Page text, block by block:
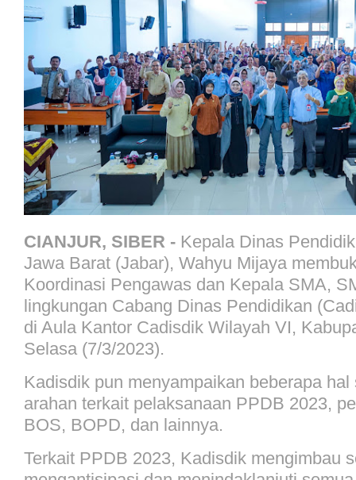
CIANJUR, SIBER - Kepala Dinas
Jawa Barat (Jabar), Wahyu Mijaya
Koordinasi Pengawas dan Kepala SMA,
lingkungan Cabang Dinas Pendidikan
di Aula Kantor Cadisdik Wilayah VI,
Selasa (7/3/2023).
Kadisdik pun menyampaikan beberapa
arahan terkait pelaksanaan PPDB 2023,
BOS, BOPD, dan lainnya.
Terkait PPDB 2023, Kadisdik mengimbau